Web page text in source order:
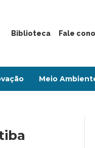
Biblioteca Fale
Meio